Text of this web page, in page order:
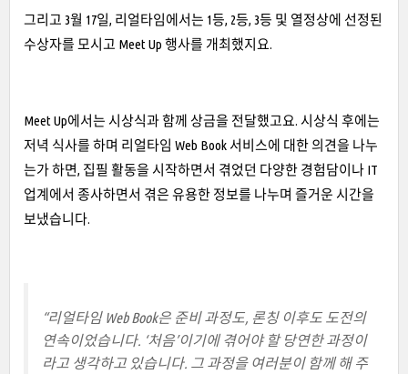
그리고 3월 17일, 리얼타임에서는 1등, 2등, 3등 및 열정상에 선정된
수상자를 모시고 Meet Up 행사를 개최했지요.
Meet Up에서는 시상식과 함께 상금을 전달했고요. 시상식 후에는
저녁 식사를 하며 리얼타임 Web Book 서비스에 대한 의견을 나누
는가 하면, 집필 활동을 시작하면서 겪었던 다양한 경험담이나 IT
업계에서 종사하면서 겪은 유용한 정보를 나누며 즐거운 시간을
보냈습니다.
“리얼타임 Web Book은 준비 과정도, 론칭 이후도 도전의
연속이었습니다. ‘처음’이기에 겪어야 할 당연한 과정이
라고 생각하고 있습니다. 그 과정을 여러분이 함께 해 주